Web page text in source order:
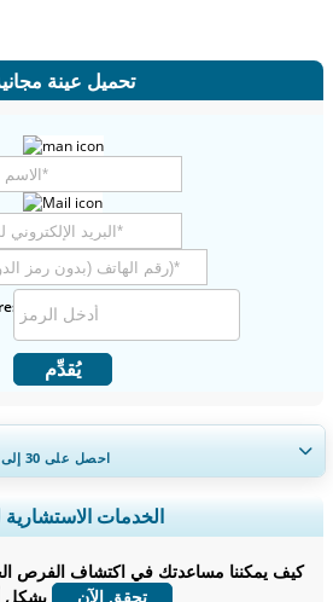
تحميل عينة
يُقدِّم
احصل على 30 إلى 60
توسيع التغطية الإقليمية والدولية، تحليل
التنافسية، ورؤى المستخدم النهائي.
خصص الآن
الخدمات الاستشارية
كيف يمكننا مساعدتك في اكتشاف الفرص
تحقق الآن